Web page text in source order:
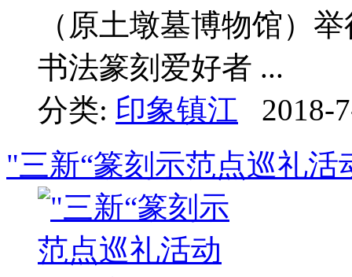
（原土墩墓博物馆）
书法篆刻爱好者 ...
分类: 印象镇江
2018-
"三新“篆刻示范点巡礼活